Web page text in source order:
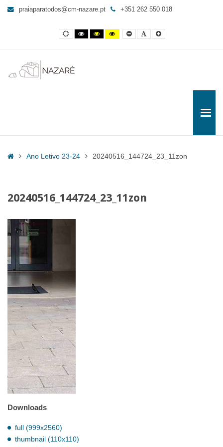
20240516_144724_23_11zon
Todos
praiaparatodos@cm-nazare.pt +351 262 550 018
Contraste
normal
Contraste
preto
branco
Contraste
preto
amarelo
Yellow
and
contrast
Smaller
Font
Letra
por
Letra
maior
HomeAno Letivo 23-24 20240516_144724_23_11zon
20240516_144724_23_11zon
Downloads
full (999x2560)
thumbnail (110x110)